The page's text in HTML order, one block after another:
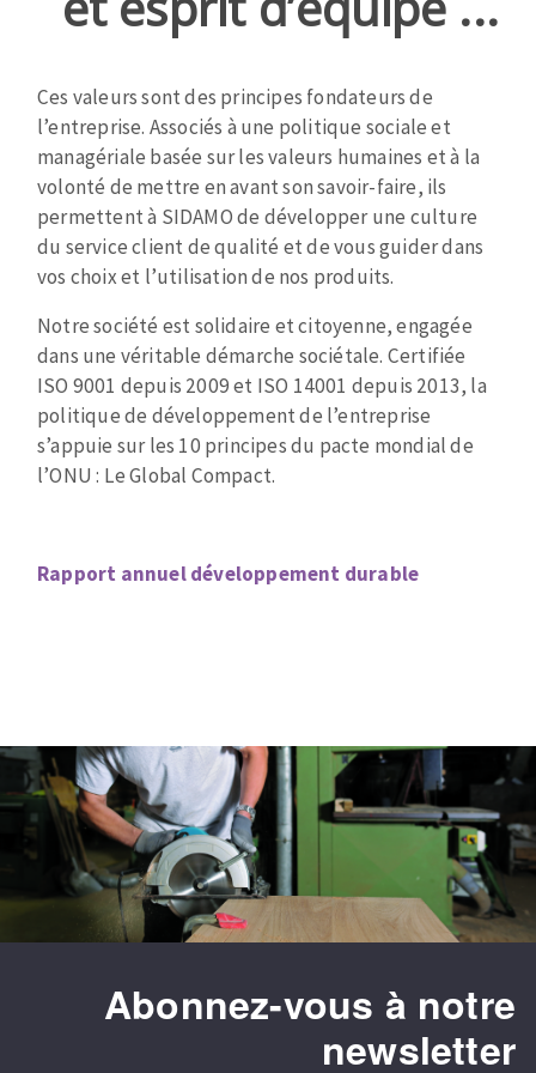
Disques fibre
Meules sur tige
Brosses
Meules de tourets
Bandes sans fin
Rouleaux d'atelier
NETTOYAGE
Aspirateurs
MACHINES POUR LE TRAVAIL DU MÉTAL
Tronçonneuses
Scies à ruban
Perceuses magnétiques
Ponceuses
OUTILS COUPANTS
Fraises scies
Ces valeurs sont des principes fondateurs de
l’entreprise. Associés à une politique sociale et
managériale basée sur les valeurs humaines et à la
volonté de mettre en avant son savoir-faire, ils
permettent à SIDAMO de développer une culture
du service client de qualité et de vous guider dans
vos choix et l’utilisation de nos produits.
Notre société est solidaire et citoyenne, engagée
dans une véritable démarche sociétale. Certifiée
ISO 9001 depuis 2009 et ISO 14001 depuis 2013, la
politique de développement de l’entreprise
s’appuie sur les 10 principes du pacte mondial de
l’ONU : Le Global Compact.
Rapport annuel développement durable
Abonnez-vous à notre
newsletter